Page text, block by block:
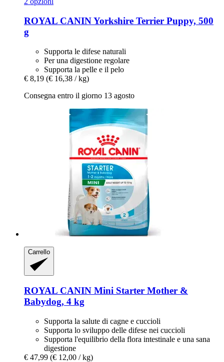
ROYAL CANINYorkshire Terrier Puppy, 500
g
Supporta le difese naturali
Per una digestione regolare
Supporta la pelle e il pelo
€ 8,19 (€ 16,38 / kg)
Consegna entro il giorno 13 agosto
Carrello
ROYAL CANIN Mini Starter Mother &
Babydog, 4 kg
Supporta la salute di cagne e cuccioli
Supporta lo sviluppo delle difese nei cuccioli
Supporta l'equilibrio della flora intestinale e una sana
digestione
€ 47,99 (€ 12,00 / kg)